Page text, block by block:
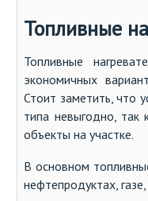
Топливные
Топливные
экономичных
Стоит заметить, что
типа невыгодно, так
объекты на участке.
В основном
нефтепродуктах,